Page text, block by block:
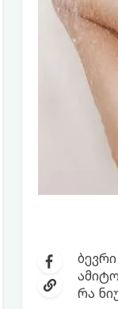
რა